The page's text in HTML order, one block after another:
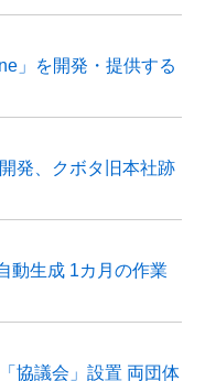
」を開発・提供する
発、クボタ旧本社跡
動生成 1カ月の作業
協議会」設置 両団体